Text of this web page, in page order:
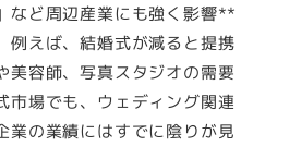
など周辺産業にも強く影響**
例えば、結婚式が減ると提携
美容師、写真スタジオの需要
市場でも、ウェディング関連
業の業績にはすでに陰りが見